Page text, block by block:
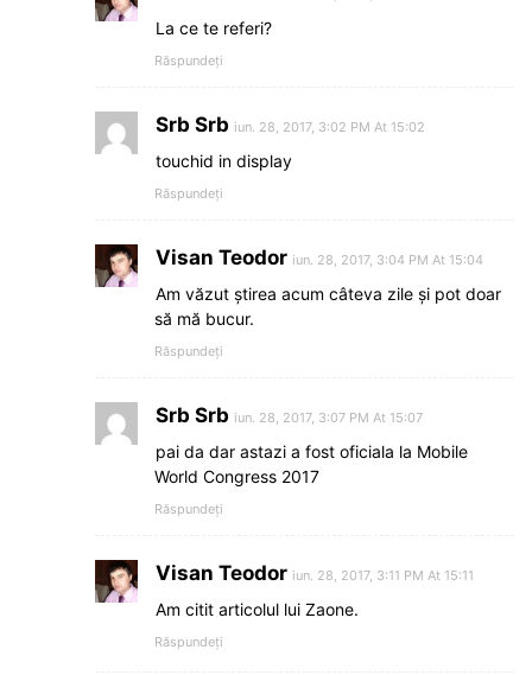
La ce te referi?
Răspundeți
Srb Srb iun. 28, 2017, 3:02 PM At 15:02
touchid in display
Răspundeți
Visan Teodor iun. 28, 2017, 3:04 PM At 15:04
Am văzut știrea acum câteva zile și pot doar
să mă bucur.
Răspundeți
Srb Srb iun. 28, 2017, 3:07 PM At 15:07
pai da dar astazi a fost oficiala la Mobile
World Congress 2017
Răspundeți
Visan Teodor iun. 28, 2017, 3:11 PM At 15:11
Am citit articolul lui Zaone.
Răspundeți